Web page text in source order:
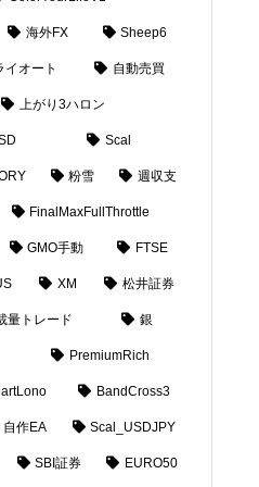
海外FX Sheep6
イオート 自動売買
上がり3ハロン
Scal
粉雪 週収支
FinalMaxFullThrottle
GMO手動 FTSE
XM 松井証券
量トレード 銀
PremiumRich
BandCross3
自作EA Scal_USDJPY
SBI証券 EURO50